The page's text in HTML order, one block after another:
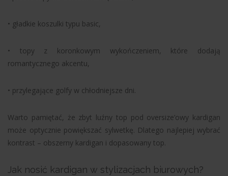
• gładkie koszulki typu basic,
• topy z koronkowym wykończeniem, które dodają
romantycznego akcentu,
• przylegające golfy w chłodniejsze dni.
Warto pamiętać, że zbyt luźny top pod oversize’owy kardigan
może optycznie powiększać sylwetkę. Dlatego najlepiej wybrać
kontrast – obszerny kardigan i dopasowany top.
Jak nosić kardigan w stylizacjach biurowych?